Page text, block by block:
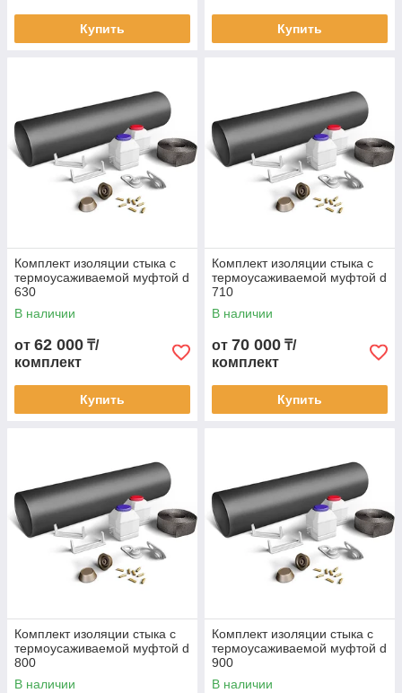
Купить Купить
Комплект изоляции стыка с
термоусаживаемой муфтой d
630
В наличии
от 62 000 ₸/
комплект
Купить
Комплект изоляции стыка с
термоусаживаемой муфтой d
710
В наличии
от 70 000 ₸/
комплект
Купить
Комплект изоляции стыка с
термоусаживаемой муфтой d
800
В наличии
Комплект изоляции стыка с
термоусаживаемой муфтой d
900
В наличии